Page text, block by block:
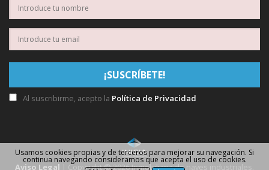
Al suscribirme, acepto la Política de Privacidad
Aviso Legal | Copyright © 2026 Inmobiliaria de naves industriales.
Usamos cookies propias y de terceros para mejorar su navegación. Si
continua navegando consideramos que acepta el uso de cookies.